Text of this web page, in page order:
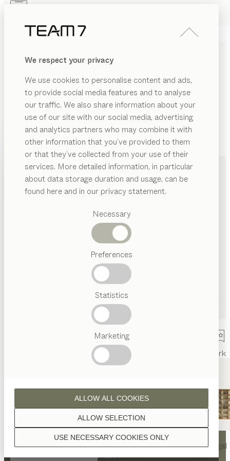
We respect your privacy
We use cookies to personalise content and ads,
to provide social media features and to analyse
our traffic. We also share information about your
use of our site with our social media, advertising
and analytics partners who may combine it with
other information that you’ve provided to them
or that they’ve collected from your use of their
services. More detailed information, in particular
about data storage duration and usage, can be
found here and in our privacy statement.
Necessary
Preferences
Statistics
Marketing
USE NECESSARY COOKIES ONLY
ALLOW SELECTION
ALLOW ALL COOKIES
PRODUKTE
INSPIRATION
HÄNDLER
Vorgeschlagene
Kategorien
Österreichisches
Handwerk
nyaTisch nyaStuhl filignoRegal
PRODUKTE
INSPIRATION
ÜBER UNS
+49 201 84363510
Referenzen Kontakt
KONTAKT
TEAM 7 Essen by Rodemann